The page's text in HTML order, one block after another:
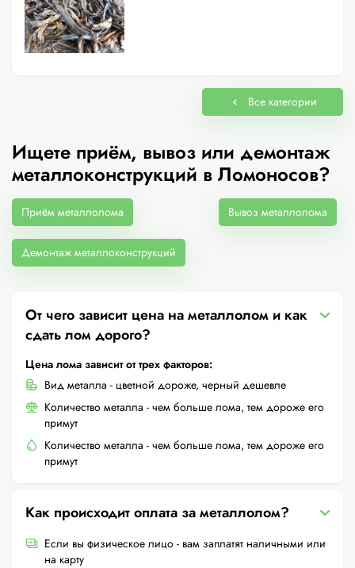
Все категории
Ищете приём, вывоз или демонтаж
металлоконструкций в Ломоносов?
Приём металлолома Вывоз металлолома
Демонтаж металлоконструкций
От чего зависит цена на металлолом и как
сдать лом дорого?
Цена лома зависит от трех факторов:
Вид металла - цветной дороже, черный дешевле
Количество металла - чем больше лома, тем дороже его
примут
Количество металла - чем больше лома, тем дороже его
примут
Как происходит оплата за металлолом?
Если вы физическое лицо - вам заплатят наличными или
на карту